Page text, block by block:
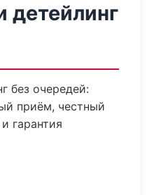
детейлинг
без очередей:
приём, честный
гарантия